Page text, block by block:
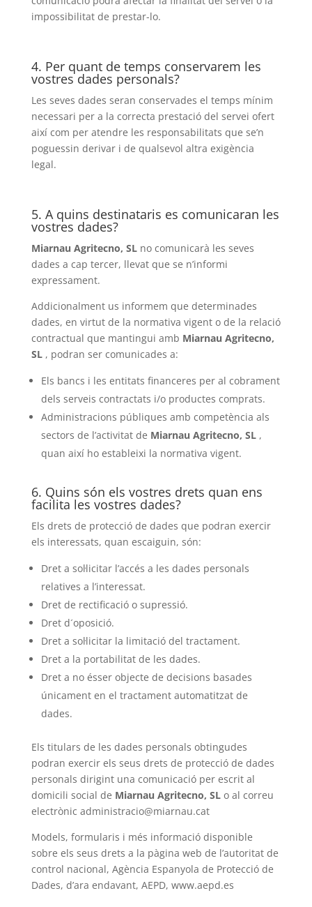
impossibilitat de prestar-lo.
4. Per quant de temps conservarem les
vostres dades personals?
Les seves dades seran conservades el temps mínim
necessari per a la correcta prestació del servei ofert
així com per atendre les responsabilitats que se’n
poguessin derivar i de qualsevol altra exigència
legal.
5. A quins destinataris es comunicaran les
vostres dades?
Miarnau Agritecno, SLno comunicarà les seves
dades a cap tercer, llevat que se n’informi
expressament.
Addicionalment us informem que determinades
dades, en virtut de la normativa vigent o de la relació
contractual que mantingui amb Miarnau Agritecno,
SL, podran ser comunicades a:
Els bancs i les entitats financeres per al cobrament
dels serveis contractats i/o productes comprats.
Administracions públiques amb competència als
sectors de l’activitat de Miarnau Agritecno, SL,
quan així ho estableixi la normativa vigent.
6. Quins són els vostres drets quan ens
facilita les vostres dades?
Els drets de protecció de dades que podran exercir
els interessats, quan escaiguin, són:
Dret a sol·licitar l’accés a les dades personals
relatives a l’interessat.
Dret de rectificació o supressió.
Dret d´oposició.
Dret a sol·licitar la limitació del tractament.
Dret a la portabilitat de les dades.
Dret a no ésser objecte de decisions basades
únicament en el tractament automatitzat de
dades.
Els titulars de les dades personals obtingudes
podran exercir els seus drets de protecció de dades
personals dirigint una comunicació per escrit al
domicili social de Miarnau Agritecno, SLo al correu
electrònic administracio@miarnau.cat
Models, formularis i més informació disponible
sobre els seus drets a la pàgina web de l’autoritat de
control nacional, Agència Espanyola de Protecció de
Dades, d’ara endavant, AEPD, www.aepd.es